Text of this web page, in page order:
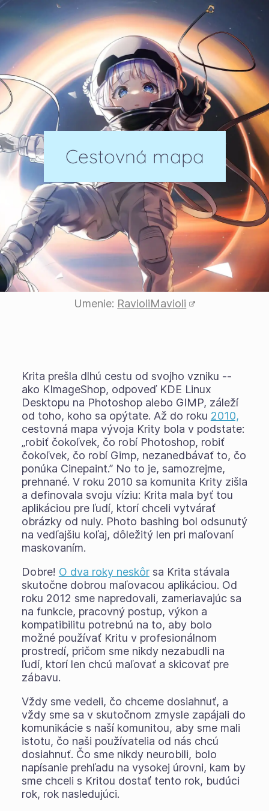
Cestovná mapa
Umenie: RavioliMavioli
Krita prešla dlhú cestu od svojho vzniku --
ako KImageShop, odpoveď KDE Linux
Desktopu na Photoshop alebo GIMP, záleží
od toho, koho sa opýtate. Až do roku 2010,
cestovná mapa vývoja Krity bola v podstate:
„robiť čokoľvek, čo robí Photoshop, robiť
čokoľvek, čo robí Gimp, nezanedbávať to, čo
ponúka Cinepaint.” No to je, samozrejme,
prehnané. V roku 2010 sa komunita Krity zišla
a definovala svoju víziu: Krita mala byť tou
aplikáciou pre ľudí, ktorí chceli vytvárať
obrázky od nuly. Photo bashing bol odsunutý
na vedľajšiu koľaj, dôležitý len pri maľovaní
maskovaním.
Dobre! O dva roky neskôrsa Krita stávala
skutočne dobrou maľovacou aplikáciou. Od
roku 2012 sme napredovali, zameriavajúc sa
na funkcie, pracovný postup, výkon a
kompatibilitu potrebnú na to, aby bolo
možné používať Kritu v profesionálnom
prostredí, pričom sme nikdy nezabudli na
ľudí, ktorí len chcú maľovať a skicovať pre
zábavu.
Vždy sme vedeli, čo chceme dosiahnuť, a
vždy sme sa v skutočnom zmysle zapájali do
komunikácie s naší komunitou, aby sme mali
istotu, čo naši používatelia od nás chcú
dosiahnuť. Čo sme nikdy neurobili, bolo
napísanie prehľadu na vysokej úrovni, kam by
sme chceli s Kritou dostať tento rok, budúci
rok, rok nasledujúci.